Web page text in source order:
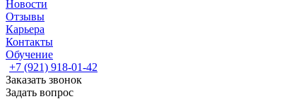
Новости
Отзывы
Карьера
Контакты
Обучение
+7 (921) 918-01-42
Заказать звонок
Задать вопрос